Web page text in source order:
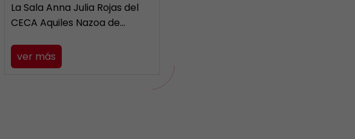
La Sala Anna Julia Rojas del
CECA Aquiles Nazoa de…
ver más